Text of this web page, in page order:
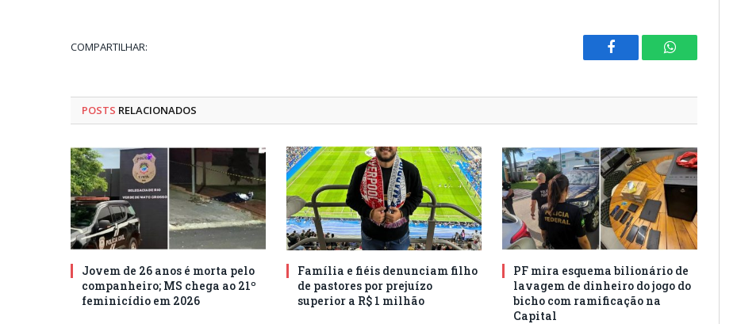
COMPARTILHAR:
Facebook WhatsApp
POSTS RELACIONADOS
Jovem de 26 anos é morta pelo
companheiro; MS chega ao 21º
feminicídio em 2026
Família e fiéis denunciam filho
de pastores por prejuízo
superior a R$ 1 milhão
PF mira esquema bilionário de
lavagem de dinheiro do jogo do
bicho com ramificação na
Capital